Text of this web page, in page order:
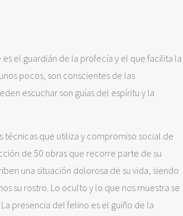
el guardián de la profecía y el que facilita la
pocos, son conscientes de las
escuchar son guías del espíritu y la
técnicas que utiliza y compromiso social de
de 50 obras que recorre parte de su
una situación dolorosa de su vida, siendo
su rostro. Lo oculto y lo que nos muestra se
presencia del felino es el guiño de la